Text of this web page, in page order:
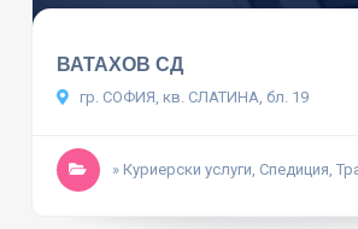
ВАТАХОВ СД
гр. СОФИЯ, кв. СЛАТИНА, бл. 19
» Куриерски услуги, Спедиция,